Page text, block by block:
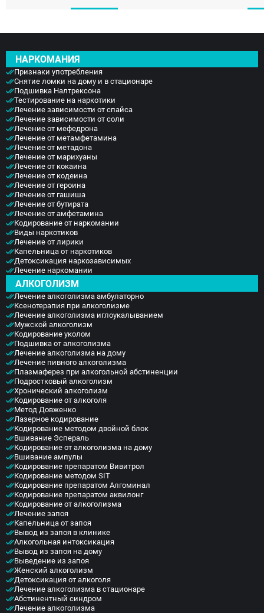
НАРКОМАНИЯ
Признаки употребления
Снятие ломки на дому и в стационаре
Подшивка Налтрексона
Тестирование на наркотики
Лечение зависимости от спайса
Лечение зависимости от соли
Лечение от мефедрона
Лечение от метамфетамина
Лечение от метадона
Лечение от марихуаны
Лечение от кокаина
Лечение от кодеина
Лечение от героина
Лечение от гашиша
Лечение от бутирата
Лечение от амфетамина
Кодирование от наркомании
Виды наркотиков
Лечение от лирики
Капельница от наркотиков
Детоксикация наркозависимых
Лечение наркомании
АЛКОГОЛИЗМ
Лечение алкоголизма амбулаторно
Ксенотерапия при алкоголизме
Лечение алкоголизма иглоукалыванием
Мужской алкоголизм
Кодирование уколом
Подшивка от алкоголизма
Лечение алкоголизма на дому
Лечение пивного алкоголизма
Плазмаферез при алкогольной абстиненции
Подростковый алкоголизм
Хронический алкоголизм
Кодирование от алкоголя
Метод Довженко
Лазерное кодирование
Кодирование методом двойной блок
Вшивание Эспераль
Кодирование от алкоголизма на дому
Вшивание ампулы
Кодирование препаратом Вивитрол
Кодирование методом SIT
Кодирование препаратом Алгоминал
Кодирование препаратом аквилонг
Кодирование от алкоголизма
Лечение запоя
Капельница от запоя
Вывод из запоя в клинике
Алкогольная интоксикация
Вывод из запоя на дому
Выведение из запоя
Женский алкоголизм
Детоксикация от алкоголя
Лечение алкоголизма в стационаре
Абстинентный синдром
Лечение алкоголизма